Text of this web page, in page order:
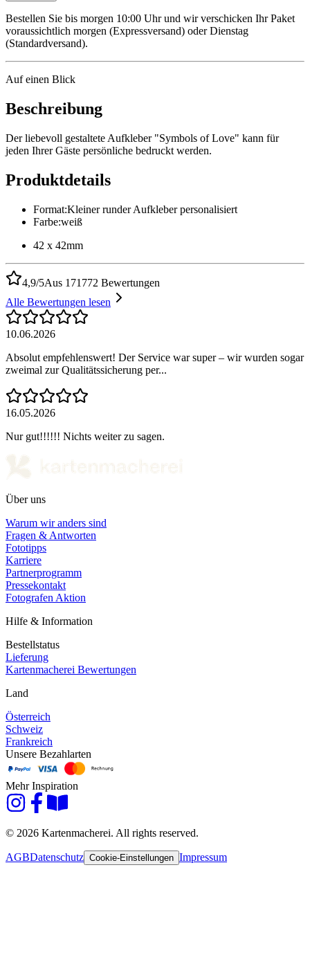
Bestellen Sie bis morgen 10:00 Uhr und wir verschicken Ihr Paket
voraussichtlich morgen (Expressversand) oder Dienstag
(Standardversand).
Auf einen Blick
Beschreibung
Der liebevoll gestaltete Aufkleber "Symbols of Love" kann für
jeden Ihrer Gäste persönliche bedruckt werden.
Produktdetails
Format:Kleiner runder Aufkleber personalisiert
Farbe:weiß
42 x 42mm
4,9/5Aus 171772 Bewertungen
Alle Bewertungen lesen
10.06.2026
Absolut empfehlenswert! Der Service war super – wir wurden sogar
zweimal zur Qualitätssicherung per...
16.05.2026
Nur gut!!!!!! Nichts weiter zu sagen.
Über uns
Warum wir anders sind
Fragen & Antworten
Fototipps
Karriere
Partnerprogramm
Pressekontakt
Fotografen Aktion
Hilfe & Information
Bestellstatus
Lieferung
Kartenmacherei Bewertungen
Land
Österreich
Schweiz
Frankreich
Unsere Bezahlarten
Mehr Inspiration
© 2026 Kartenmacherei. All rights reserved.
AGBDatenschutz Cookie-Einstellungen Impressum